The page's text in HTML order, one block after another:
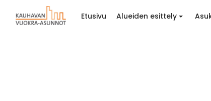
Etusivu Alueiden esittely